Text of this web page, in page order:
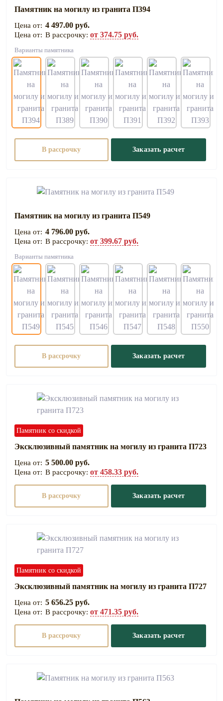
Памятник на могилу из гранита П394
4 497.00 руб.
В рассрочку: от 374.75 руб.
Варианты памятника
В рассрочку Заказать расчет
Памятник на могилу из гранита П549
4 796.00 руб.
В рассрочку: от 399.67 руб.
Варианты памятника
В рассрочку Заказать расчет
Памятник со скидкой
Эксклюзивный памятник на могилу из гранита П723
5 500.00 руб.
В рассрочку: от 458.33 руб.
В рассрочку Заказать расчет
Памятник со скидкой
Эксклюзивный памятник на могилу из гранита П727
5 656.25 руб.
В рассрочку: от 471.35 руб.
В рассрочку Заказать расчет